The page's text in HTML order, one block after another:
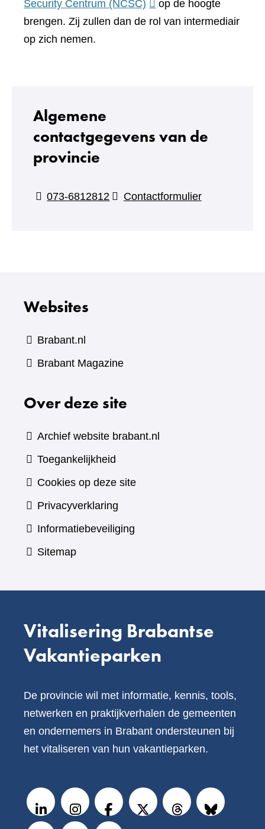
Security Centrum (NCSC) (verwijst
naar
op de hoogte
brengen. Zij zullen dan de rol van intermediair
op zich nemen.
Algemene
contactgegevens van de
provincie
073-6812812 Contactformulier(verwijst
Websites
Brabant.nl
Brabant Magazine(verwijst
een
website)
Over deze site
Archief website brabant.nl
Toegankelijkheid
Cookies op deze site
Privacyverklaring
Informatiebeveiliging
Sitemap
Vitalisering Brabantse
Vakantieparken
De provincie wil met informatie, kennis, tools,
netwerken en praktijkverhalen de gemeenten
en ondernemers in Brabant ondersteunen bij
het vitaliseren van hun vakantieparken.
LinkedInInstagramFacebook